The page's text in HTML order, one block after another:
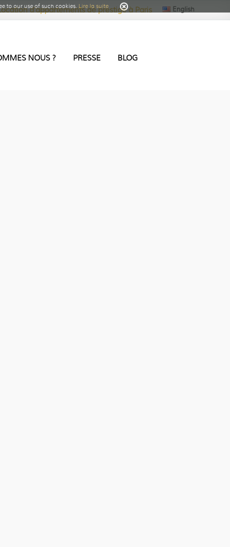
d’appartements de prestige à Paris English
NOUS ? PRESSE BLOG
to our use of such cookies. Lire la suite